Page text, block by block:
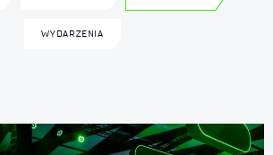
WYDARZENIA